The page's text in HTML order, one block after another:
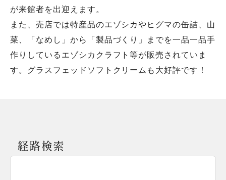
が来館者を出迎えます。
また、売店では特産品のエゾシカやヒグマの缶詰、山
菜、「なめし」から「製品づくり」までを一品一品手
作りしているエゾシカクラフト等が販売されていま
す。グラスフェッドソフトクリームも大好評です！
経路検索